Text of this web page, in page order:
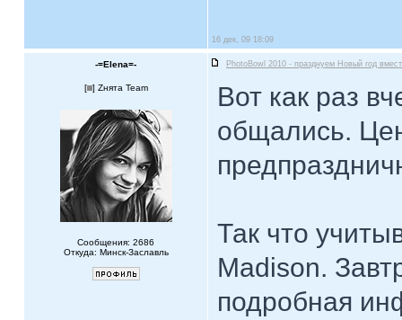
16 дек, 09 18:09
-=Elena=- PhotoBowl 2010 - празднуем Новый год
[ ] Zнята Team
Сообщения: 2686
Откуда: Минск-Заславль
Вот как раз
общались.
Так что
Madison.
подробная